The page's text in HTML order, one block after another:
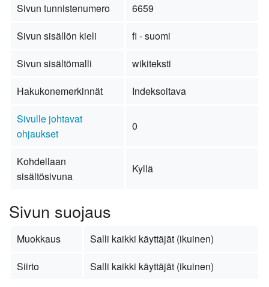
Sivun tunnistenumero
6659
Sivun sisällön kieli
fi - suomi
Sivun sisältömalli
wikiteksti
Hakukonemerkinnät
Indeksoitava
Sivulle johtavat
ohjaukset
0
Kohdellaan
sisältösivuna
Kyllä
Sivun suojaus
Muokkaus
Salli kaikki käyttäjät (ikuinen)
Siirto
Salli kaikki käyttäjät (ikuinen)